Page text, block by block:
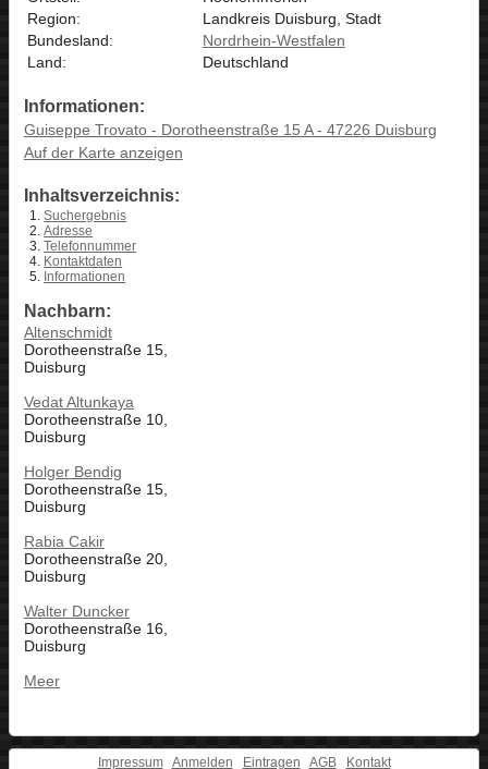
Region:
Landkreis Duisburg, Stadt
Bundesland:
Nordrhein-Westfalen
Land:
Deutschland
Informationen:
Guiseppe Trovato - Dorotheenstraße 15 A - 47226 Duisburg
Auf der Karte anzeigen
Inhaltsverzeichnis:
Suchergebnis
Adresse
Telefonnummer
Kontaktdaten
Informationen
Nachbarn:
Altenschmidt
Dorotheenstraße 15,
Duisburg
Vedat Altunkaya
Dorotheenstraße 10,
Duisburg
Holger Bendig
Dorotheenstraße 15,
Duisburg
Rabia Cakir
Dorotheenstraße 20,
Duisburg
Walter Duncker
Dorotheenstraße 16,
Duisburg
Meer
Impressum Anmelden Eintragen AGB Kontakt